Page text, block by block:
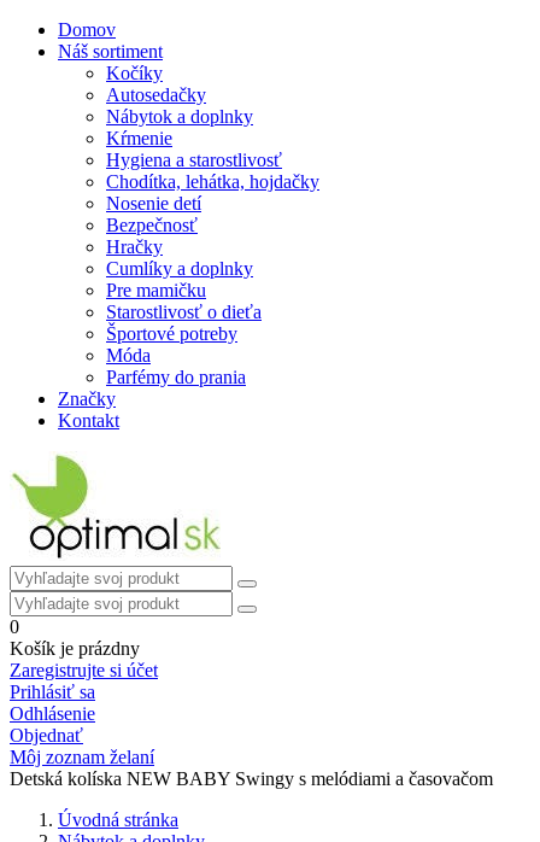
Domov
Náš sortiment
Kočíky
Autosedačky
Nábytok a doplnky
Kŕmenie
Hygiena a starostlivosť
Chodítka, lehátka, hojdačky
Nosenie detí
Bezpečnosť
Hračky
Cumlíky a doplnky
Pre mamičku
Starostlivosť o dieťa
Športové potreby
Móda
Parfémy do prania
Značky
Kontakt
0
Košík je prázdny
Zaregistrujte si účet
Prihlásiť sa
Odhlásenie
Objednať
Môj zoznam želaní
Detská kolíska NEW BABY Swingy s melódiami a časovačom
Úvodná stránka